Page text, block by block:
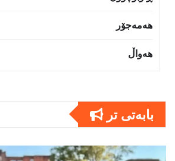
هەمەجۆر
هەواڵ
بابەتى تر